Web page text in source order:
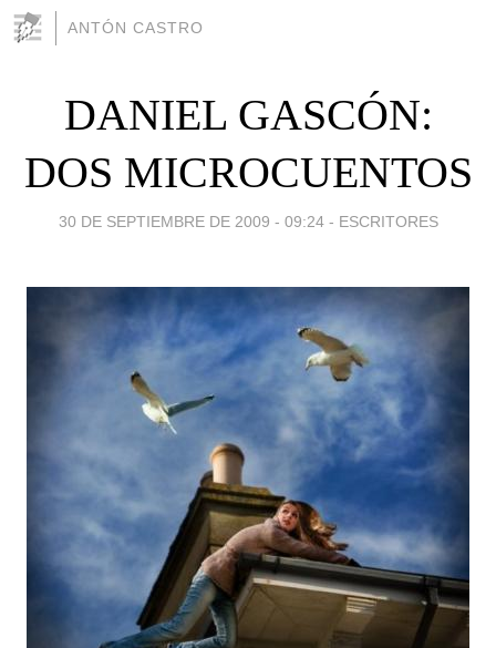
ANTÓN CASTRO
DANIEL GASCÓN:
DOS MICROCUENTOS
30 DE SEPTIEMBRE DE 2009 - 09:24 - ESCRITORES